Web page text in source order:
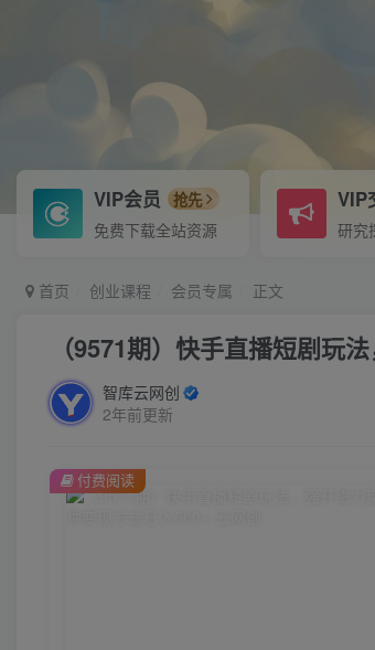
VIP会员 抢先
免费下载全站资源
VIP
首页 创业课程 会员专属 正文
（9571期）快手直播短剧玩
智库云网创
2年前更新
付费阅读